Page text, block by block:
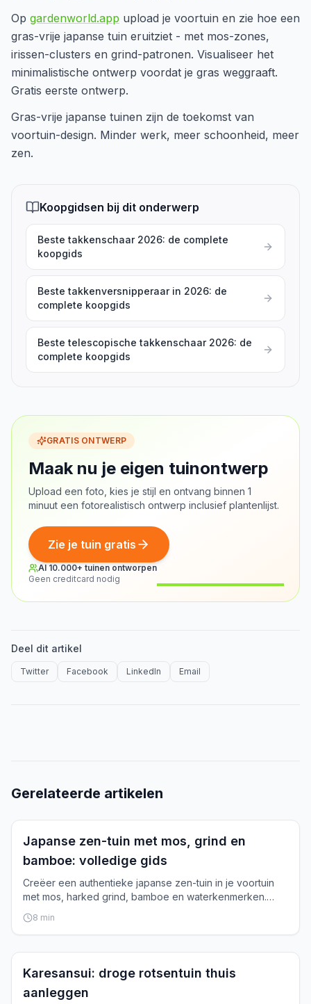
Op gardenworld.app upload je voortuin en zie hoe een
gras-vrije japanse tuin eruitziet - met mos-zones,
irissen-clusters en grind-patronen. Visualiseer het
minimalistische ontwerp voordat je gras weggraaft.
Gratis eerste ontwerp.
Gras-vrije japanse tuinen zijn de toekomst van
voortuin-design. Minder werk, meer schoonheid, meer
zen.
Koopgidsen bij dit onderwerp
Beste takkenschaar 2026: de complete
koopgids
Beste takkenversnipperaar in 2026: de
complete koopgids
Beste telescopische takkenschaar 2026: de
complete koopgids
GRATIS ONTWERP
Maak nu je eigen tuinontwerp
Upload een foto, kies je stijl en ontvang binnen 1
minuut een fotorealistisch ontwerp inclusief plantenlijst.
Zie je tuin gratis
Al 10.000+ tuinen ontworpen
Geen creditcard nodig
Deel dit artikel
Twitter Facebook LinkedIn Email
Gerelateerde artikelen
Inspiratie
Japanse zen-tuin met mos, grind en
bamboe: volledige gids
Creëer een authentieke japanse zen-tuin in je voortuin
met mos, harked grind, bamboe en waterkenmerken.
Stap-voor-stap opbouw.
8 min
Inspiratie
Karesansui: droge rotsentuin thuis
aanleggen